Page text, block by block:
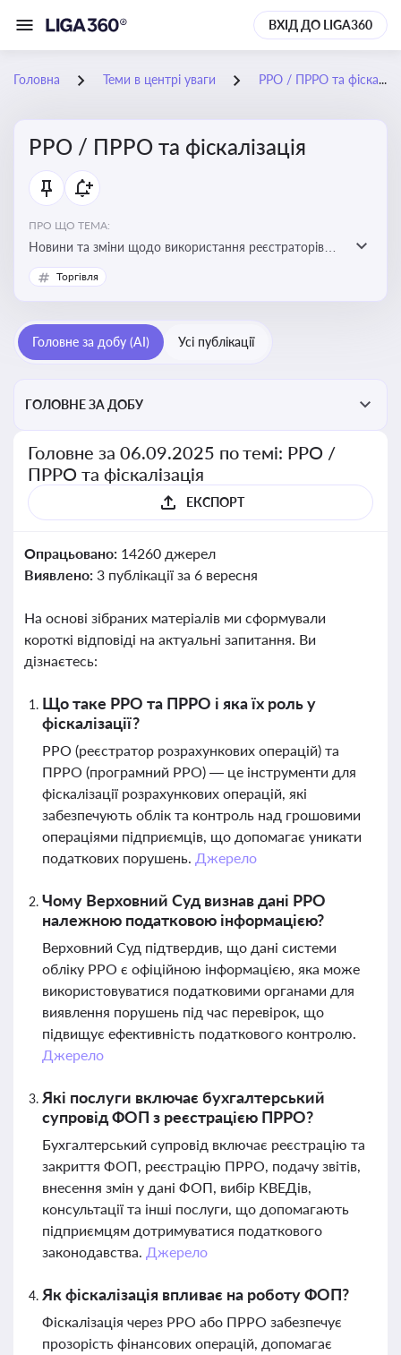
ВХІД ДО LIGA360
Головна Теми в центрі уваги РРО / ПРРО та фіскалізація
РРО / ПРРО та фіскалізація
ПРО ЩО ТЕМА:
Новини та зміни щодо використання реєстраторів
розрахункових операцій, аналіз законодавства про
РРО, позиції ДПС та судів щодо РРО
Торгівля
Головне за добу (AI) Усі публікації
ГОЛОВНЕ ЗА ДОБУ
Головне за 06.09.2025 по темі: РРО /
ПРРО та фіскалізація
ЕКСПОРТ
Опрацьовано: 14260 джерел
Виявлено: 3 публікації за 6 вересня
На основі зібраних матеріалів ми сформували
короткі відповіді на актуальні запитання. Ви
дізнаєтесь:
Що таке РРО та ПРРО і яка їх роль у
фіскалізації?
РРО (реєстратор розрахункових операцій) та
ПРРО (програмний РРО) — це інструменти для
фіскалізації розрахункових операцій, які
забезпечують облік та контроль над грошовими
операціями підприємців, що допомагає уникати
податкових порушень. Джерело
Чому Верховний Суд визнав дані РРО
належною податковою інформацією?
Верховний Суд підтвердив, що дані системи
обліку РРО є офіційною інформацією, яка може
використовуватися податковими органами для
виявлення порушень під час перевірок, що
підвищує ефективність податкового контролю.
Джерело
Які послуги включає бухгалтерський
супровід ФОП з реєстрацією ПРРО?
Бухгалтерський супровід включає реєстрацію та
закриття ФОП, реєстрацію ПРРО, подачу звітів,
внесення змін у дані ФОП, вибір КВЕДів,
консультації та інші послуги, що допомагають
підприємцям дотримуватися податкового
законодавства. Джерело
Як фіскалізація впливає на роботу ФОП?
Фіскалізація через РРО або ПРРО забезпечує
прозорість фінансових операцій, допомагає